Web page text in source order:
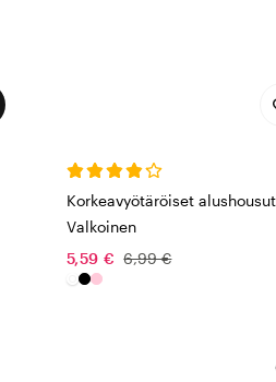
Korkeavyötäröiset
Valkoinen
5,59 € 6,99 €